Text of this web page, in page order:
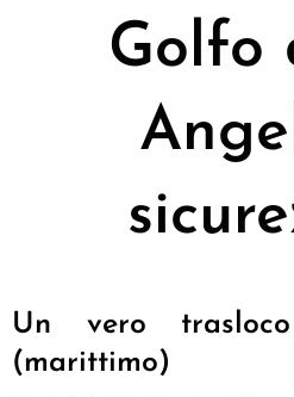
Golfo
Un vero
(marittimo)